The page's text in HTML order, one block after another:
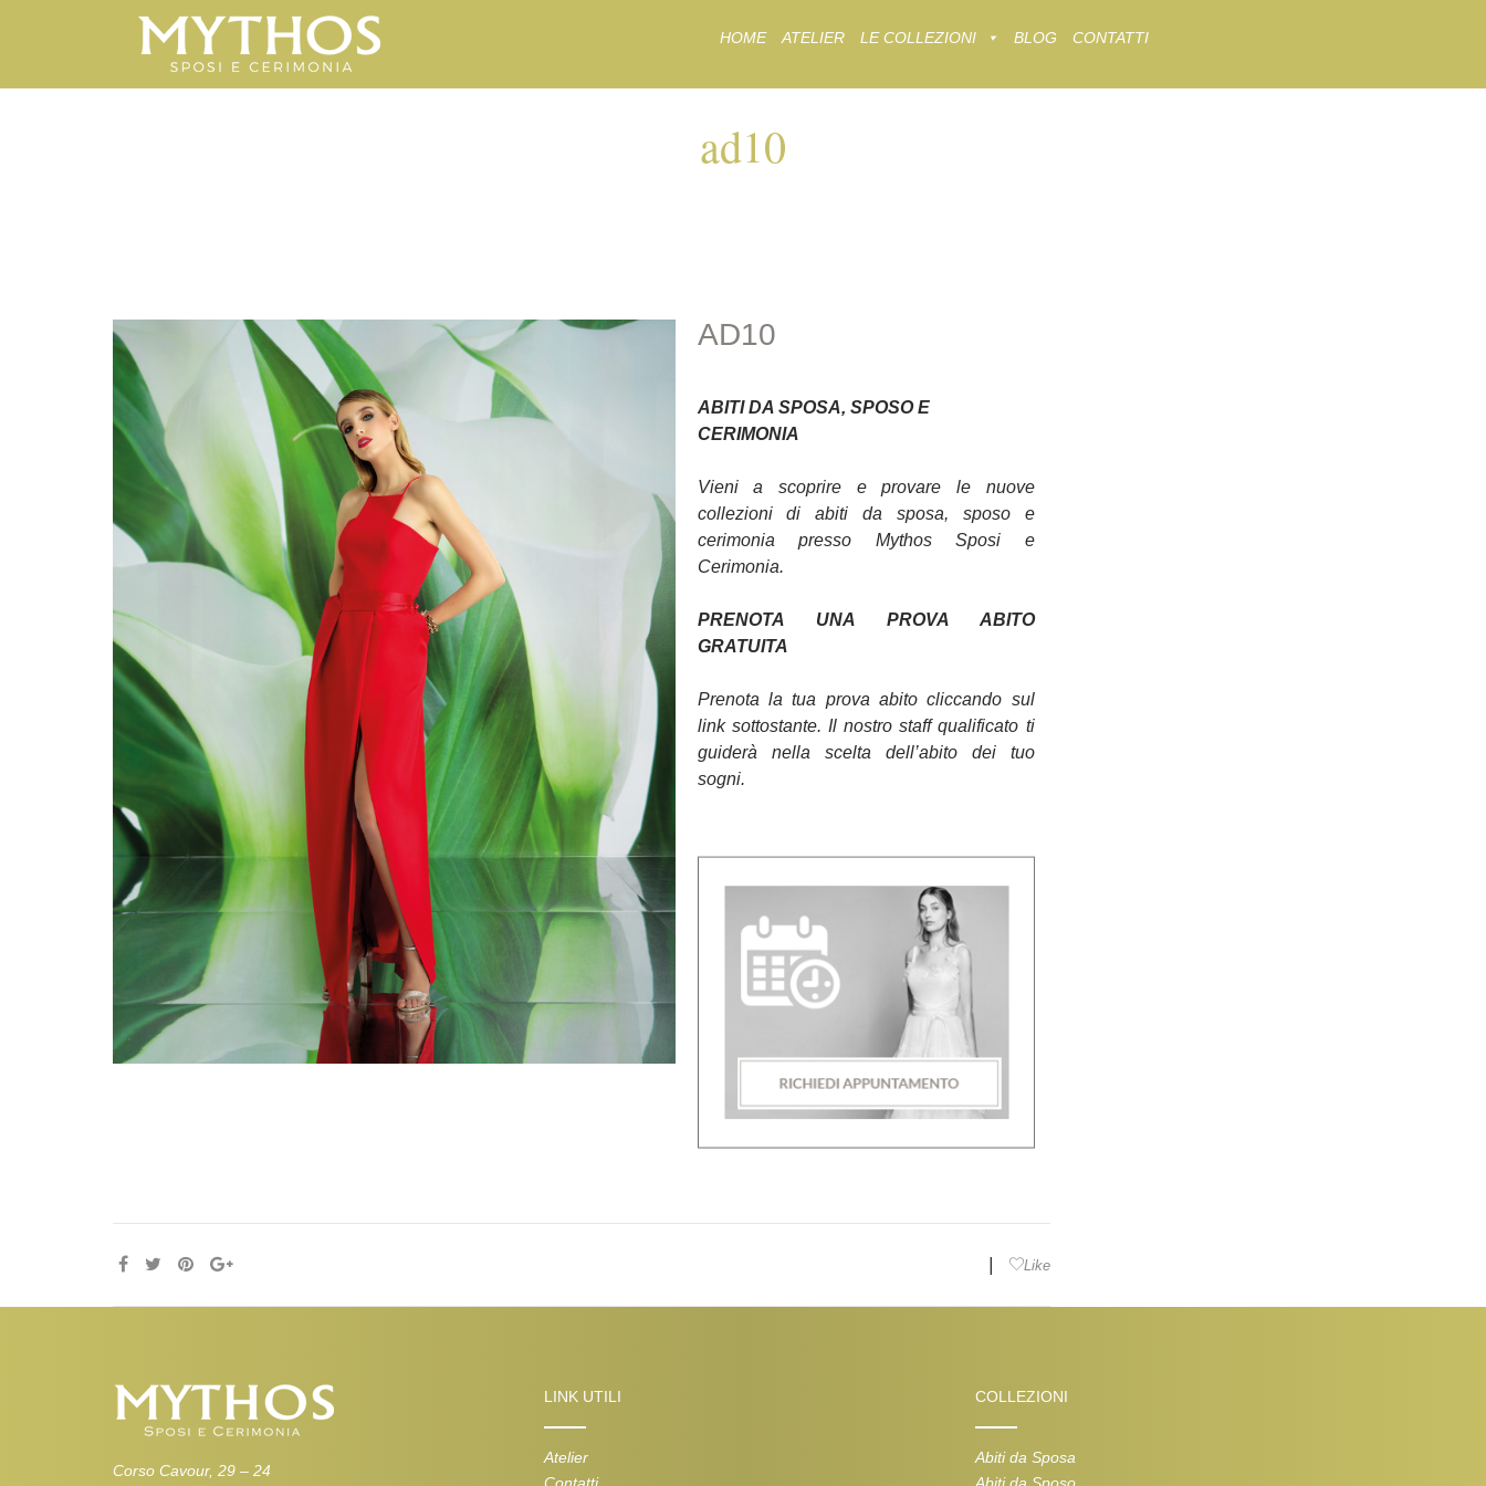
to
HOME ATELIER LE COLLEZIONI BLOG CONTATTI
ad10
AD10
ABITI DA SPOSA, SPOSO E
CERIMONIA
Vieni a scoprire e provare le nuove
collezioni di abiti da sposa, sposo e
cerimonia presso Mythos Sposi e
Cerimonia.
PRENOTA UNA PROVA ABITO
GRATUITA
Prenota la tua prova abito cliccando sul
link sottostante. Il nostro staff qualificato ti
guiderà nella scelta dell’abito dei tuo
sogni.
Like
Corso Cavour, 29 – 24
LINK UTILI
Atelier
COLLEZIONI
Abiti da Sposa